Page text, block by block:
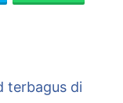
terbagus di